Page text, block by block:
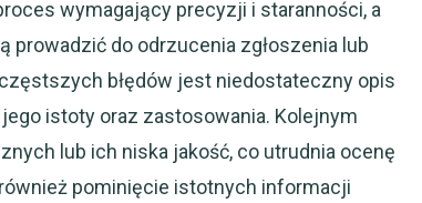
wymagający precyzji i staranności, a
prowadzić do odrzucenia zgłoszenia lub
błędów jest niedostateczny opis
istoty oraz zastosowania. Kolejnym
lub ich niska jakość, co utrudnia ocenę
pominięcie istotnych informacji